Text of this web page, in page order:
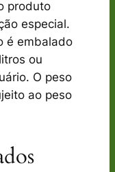
produto
especial.
é embalado
ou
O peso
ao peso